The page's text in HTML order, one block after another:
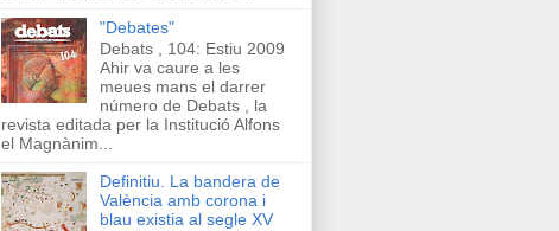
"Debates"
Debats , 104: Estiu 2009
Ahir va caure a les
meues mans el darrer
número de Debats , la
revista editada per la Institució Alfons
el Magnànim...
Definitiu. La bandera de
València amb corona i
blau existia al segle XV